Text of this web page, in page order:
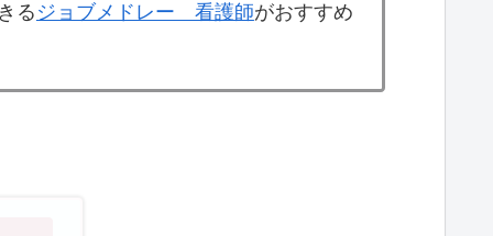
る ジョブメドレー 看護師がおすすめ